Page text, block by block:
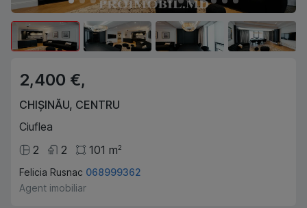
2,400 €,
CHIȘINĂU, CENTRU
Ciuflea
2
2 101 m2
Felicia Rusnac 068999362
Agent imobiliar